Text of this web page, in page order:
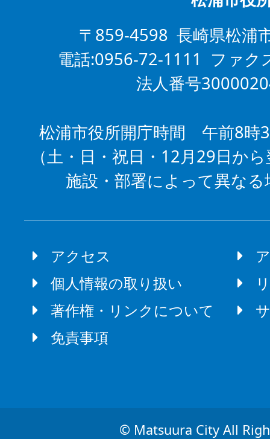
〒859-4598 長崎県松浦
電話:0956-72-1111 ファ
法人番号
松浦市役所開庁時間 午前8時
（土・日・祝日・12月29日か
施設・部署によって異な
アクセス
個人情報の取り扱い
著作権・リンクについて
免責事項
© Matsuura City All